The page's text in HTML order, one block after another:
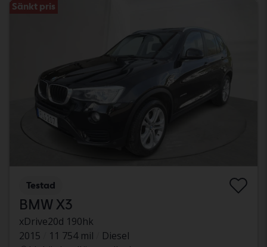
Sänkt pris
Testad
BMW X3
xDrive20d 190hk
2015
11 754 mil
Diesel